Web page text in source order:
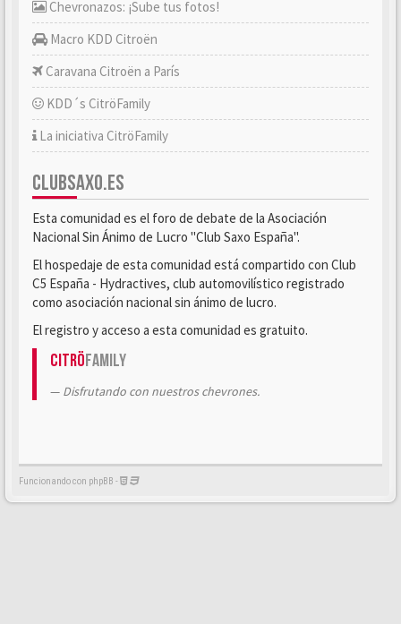
Chevronazos: ¡Sube tus fotos!
Macro KDD Citroën
Caravana Citroën a París
KDD´s CitröFamily
La iniciativa CitröFamily
CLUBSAXO.ES
Esta comunidad es el foro de debate de la Asociación
Nacional Sin Ánimo de Lucro "Club Saxo España".
El hospedaje de esta comunidad está compartido con Club
C5 España - Hydractives, club automovilístico registrado
como asociación nacional sin ánimo de lucro.
El registro y acceso a esta comunidad es gratuito.
CitröFamily
Disfrutando con nuestros chevrones.
Funcionando con phpBB -